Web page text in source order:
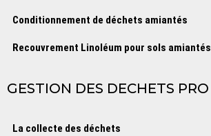
Conditionnement de déchets amiantés
Recouvrement Linoléum pour sols amiantés
GESTION DES DECHETS PRO
La collecte des déchets